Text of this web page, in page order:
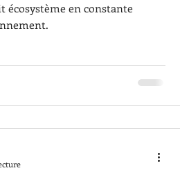
écosystème en constante